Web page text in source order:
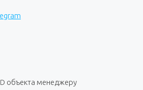
объекта менеджеру